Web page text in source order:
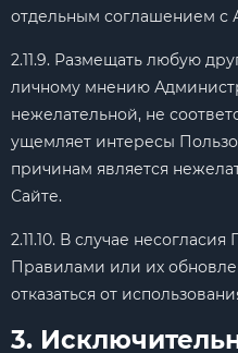
отдельным соглашением с
2.11.9. Размещать любую
личному мнению
нежелательной, не
ущемляет интересы
причинам является
Сайте.
2.11.10. В случае
Правилами или их
отказаться от
3.